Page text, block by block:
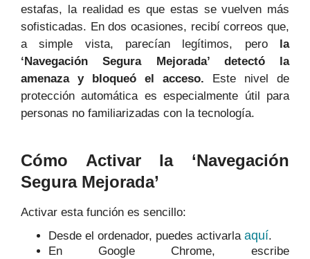
estafas, la realidad es que estas se vuelven más
sofisticadas. En dos ocasiones, recibí correos que,
a simple vista, parecían legítimos, pero
la
‘Navegación Segura Mejorada’ detectó la
amenaza y bloqueó el acceso. Este nivel de
protección automática es especialmente útil para
personas no familiarizadas con la tecnología.
Cómo Activar la ‘Navegación
Segura Mejorada’
Activar esta función es sencillo:
Desde el ordenador, puedes activarla aquí.
En Google Chrome, escribe